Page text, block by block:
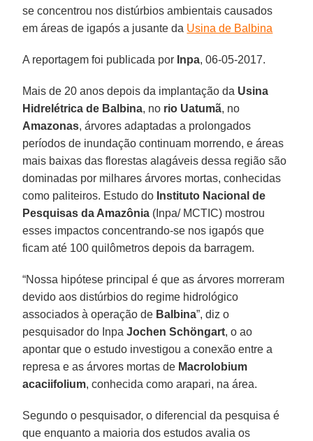
se concentrou nos distúrbios ambientais causados
em áreas de igapós a jusante da Usina de Balbina
A reportagem foi publicada por Inpa, 06-05-2017.
Mais de 20 anos depois da implantação da Usina
Hidrelétrica de Balbina, no rio Uatumã, no
Amazonas, árvores adaptadas a prolongados
períodos de inundação continuam morrendo, e áreas
mais baixas das florestas alagáveis dessa região são
dominadas por milhares árvores mortas, conhecidas
como paliteiros. Estudo do Instituto Nacional de
Pesquisas da Amazônia (Inpa/ MCTIC) mostrou
esses impactos concentrando-se nos igapós que
ficam até 100 quilômetros depois da barragem.
“Nossa hipótese principal é que as árvores morreram
devido aos distúrbios do regime hidrológico
associados à operação de Balbina”, diz o
pesquisador do InpaJochen Schöngart, o ao
apontar que o estudo investigou a conexão entre a
represa e as árvores mortas de Macrolobium
acaciifolium, conhecida como arapari, na área.
Segundo o pesquisador, o diferencial da pesquisa é
que enquanto a maioria dos estudos avalia os